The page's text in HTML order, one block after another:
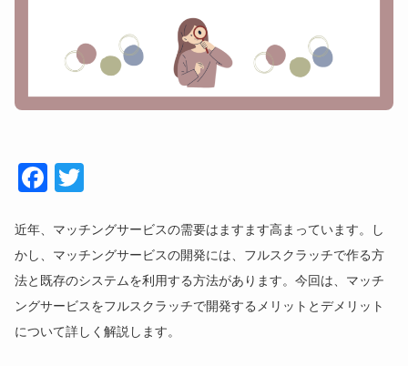
Face
近年、マッチングサービスの需要はますます高まっています。し
かし、マッチングサービスの開発には、フルスクラッチで作る方
法と既存のシステムを利用する方法があります。今回は、マッチ
ングサービスをフルスクラッチで開発するメリットとデメリット
について詳しく解説します。